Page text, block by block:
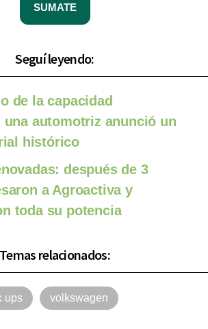
SUMATE
Seguí leyendo:
de la capacidad
una automotriz anunció un
histórico
después de 3
a Agroactiva y
toda su potencia
Temas relacionados:
ups volkswagen